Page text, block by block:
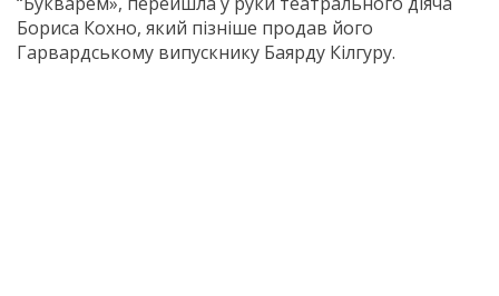
Бориса Кохно, який пізніше продав його
Гарвардському випускнику Баярду Кілгуру.